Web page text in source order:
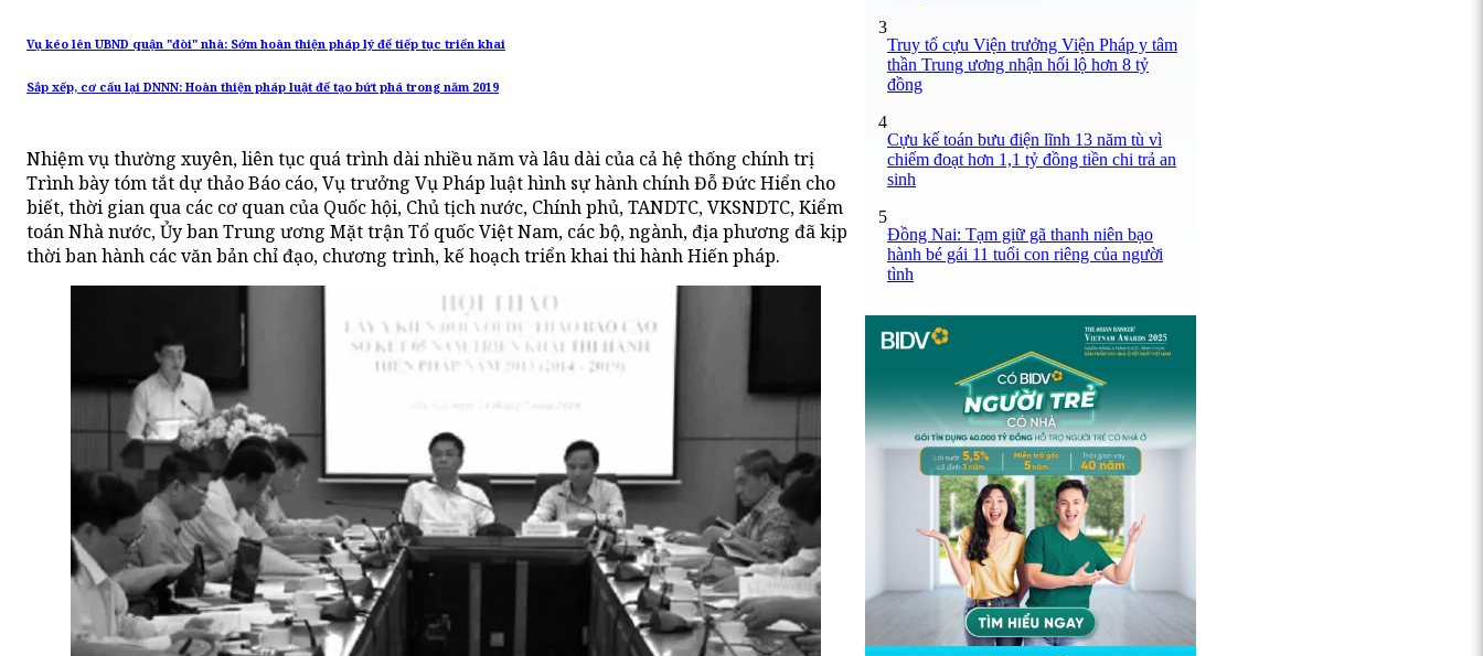
Vụ kéo lên UBND quận "đòi" nhà: Sớm hoàn thiện pháp lý để tiếp tục triển khai
Sắp xếp, cơ cấu lại DNNN: Hoàn thiện pháp luật để tạo bứt phá trong năm 2019
Nhiệm vụ thường xuyên, liên tục quá trình dài nhiều năm và lâu dài của cả hệ thống chính trị
Trình bày tóm tắt dự thảo Báo cáo, Vụ trưởng Vụ Pháp luật hình sự hành chính Đỗ Đức Hiển cho
biết, thời gian qua các cơ quan của Quốc hội, Chủ tịch nước, Chính phủ, TANDTC, VKSNDTC, Kiểm
toán Nhà nước, Ủy ban Trung ương Mặt trận Tổ quốc Việt Nam, các bộ, ngành, địa phương đã kịp
thời ban hành các văn bản chỉ đạo, chương trình, kế hoạch triển khai thi hành Hiến pháp.
3
Truy tố cựu Viện trưởng Viện Pháp y tâm
thần Trung ương nhận hối lộ hơn 8 tỷ
đồng
4
Cựu kế toán bưu điện lĩnh 13 năm tù vì
chiếm đoạt hơn 1,1 tỷ đồng tiền chi trả an
sinh
5
Đồng Nai: Tạm giữ gã thanh niên bạo
hành bé gái 11 tuổi con riêng của người
tình